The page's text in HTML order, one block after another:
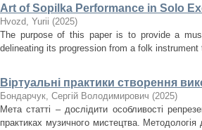
Art of Sopilka Performance in Solo
Нvozd, Yurii (2025)
The purpose of this paper is to provide a
delineating its progression from a folk
Віртуальні практики створення
Бондарчук, Сергій Володимирович (2025)
Мета статті – дослідити особливості
практиках музичного мистецтва.